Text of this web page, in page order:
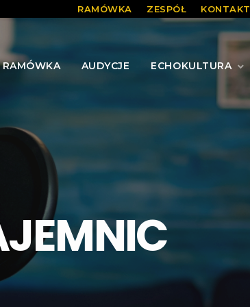
RAMÓWKA ZESPÓŁ KONTAKT
RAMÓWKA AUDYCJE ECHOKULTURA